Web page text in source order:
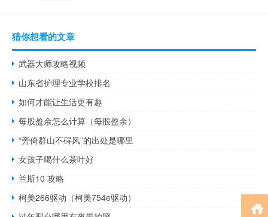
猜你想看的文章
武器大师攻略视频
山东省护理专业学校排名
如何才能让生活更有趣
每股盈余怎么计算（每股盈余）
“旁倚群山不碍风”的出处是哪里
女孩子喝什么茶叶好
兰斯10 攻略
柯美266驱动（柯美754e驱动）